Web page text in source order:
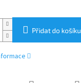
Přidat do košíku